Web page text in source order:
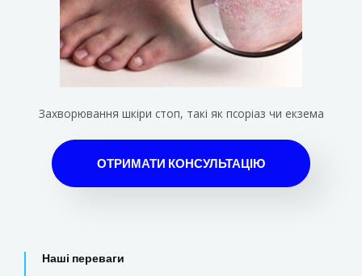
Захворювання шкіри стоп, такі як псоріаз чи екзема
ОТРИМАТИ КОНСУЛЬТАЦІЮ
Наші переваги